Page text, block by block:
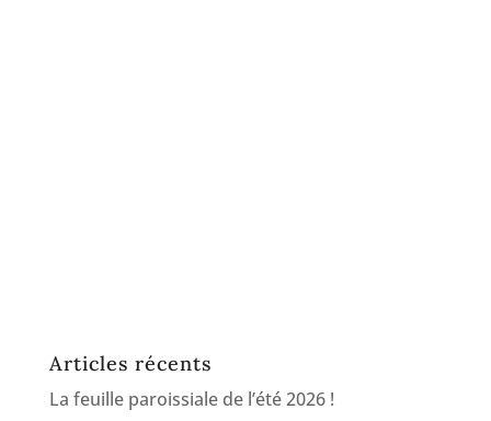
Articles récents
La feuille paroissiale de l’été 2026 !